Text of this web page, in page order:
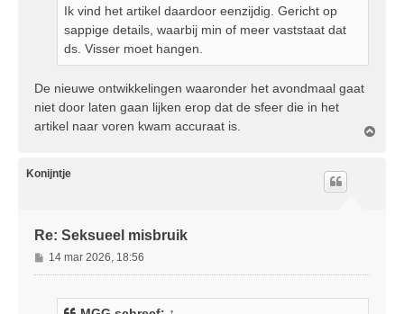
Ik vind het artikel daardoor eenzijdig. Gericht op
sappige details, waarbij min of meer vaststaat dat
ds. Visser moet hangen.
De nieuwe ontwikkelingen waaronder het avondmaal gaat
niet door laten gaan lijken erop dat de sfeer die in het
artikel naar voren kwam accuraat is.
Konijntje
Re: Seksueel misbruik
B
e
14 mar 2026, 18:56